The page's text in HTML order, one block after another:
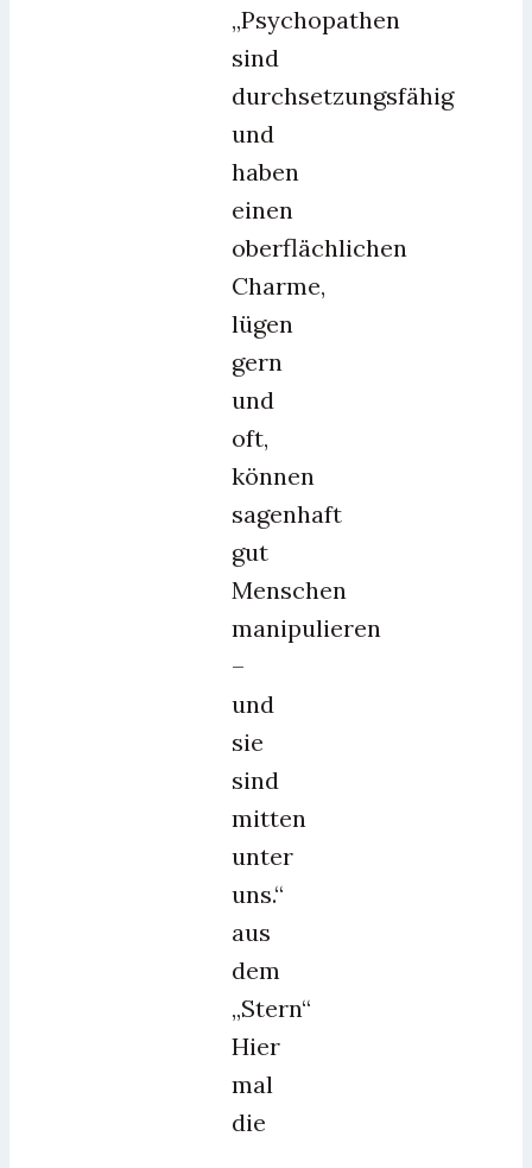
„Psychopathen
sind
durchsetzungsfähig
und
haben
einen
oberflächlichen
Charme,
lügen
gern
und
oft,
können
sagenhaft
gut
Menschen
manipulieren
–
und
sie
sind
mitten
unter
uns.“
aus
dem
„Stern“
Hier
mal
die